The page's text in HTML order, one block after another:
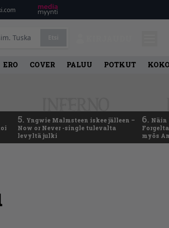
ERO COVER PALUU POTKUT
5. Yngwie Malmsteen iskee jälleen –
Now or Never -single tulevalta
levyltä julki
6. Näin
myös